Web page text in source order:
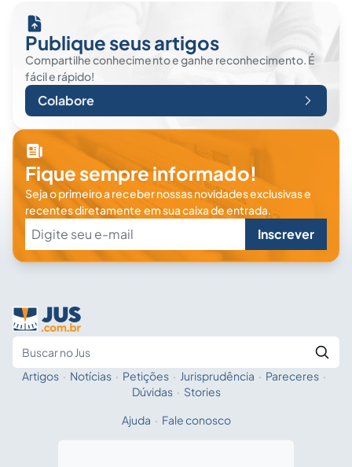
Publique seus artigos
Compartilhe conhecimento e ganhe reconhecimento. É
fácil e rápido!
Colabore
Fique sempre informado!
Seja o primeiro a receber nossas novidades exclusivas e
recentes diretamente em sua caixa de entrada.
Inscrever
Fale com a IA
Artigos · Notícias · Petições · Jurisprudência · Pareceres ·
Dúvidas · Stories
Ajuda · Fale conosco